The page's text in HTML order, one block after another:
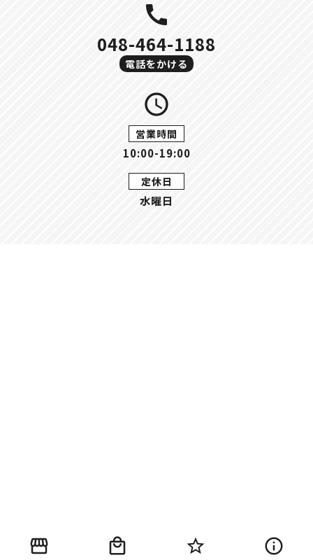
call
048-464-1188
電話をかける
query_builder
営業時間
10:00-19:00
定休日
水曜日